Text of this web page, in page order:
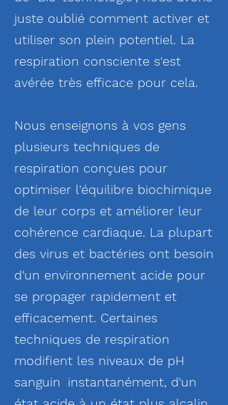
juste oublié comment activer et
utiliser son plein potentiel. La
respiration consciente s'est
avérée très efficace pour cela.
Nous enseignons à vos gens
plusieurs techniques de
respiration conçues pour
optimiser l'équilibre biochimique
de leur corps et améliorer leur
cohérence cardiaque. La plupart
des virus et bactéries ont besoin
d'un environnement acide pour
se propager rapidement et
efficacement. Certaines
techniques de respiration
modifient les niveaux de pH
sanguin instantanément, d'un